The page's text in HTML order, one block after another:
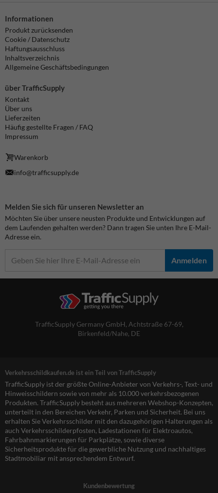
Informationen
Produkt zurücksenden
Cookie / Datenschutz
Haftungsausschluss
Inhaltsverzeichnis
Allgemeine Geschäftsbedingungen
über TrafficSupply
Kontakt
Über uns
Lieferzeiten
Häufig gestellte Fragen / FAQ
Impressum
Warenkorb
info@trafficsupply.de
Melden Sie sich für unseren Newsletter an
Möchten Sie über unsere neusten Produkte und Entwicklungen auf
dem Laufenden gehalten werden? Dann tragen Sie unten Ihre E-Mail-
Adresse ein.
Anmelden
TrafficSupply Germany GmbH, Achtstraße 67-69,
Birkenfeld/Nahe, DE
Verkehrsschildkaufen.de ist ein Teil von TrafficSupply
TrafficSupply ist der größte Online-Anbieter von Verkehrs-, Text- und
Hinweisschildern sowie von mehr als 10.000 verkehrsbezogenen
Produkten. TrafficSupply besteht aus mehreren Webshop-Konzepten,
unterteilt in den Bereichen Verkehr, Parken und Sicherheit. Bei uns
erhalten Sie Verkehrsschilder mit den dazugehörigen Halterungen als
auch Verkehrsschilderpfosten, Ladestationen für Elektroautos,
Fahrbahnmarkierungen für Parkplätze, sowie diverse
Sicherheitsprodukte für die gewerbliche Nutzung und nachhaltiges
Stadtmobiliar mit ansprechendem Entwurf.
Kundenbewertung